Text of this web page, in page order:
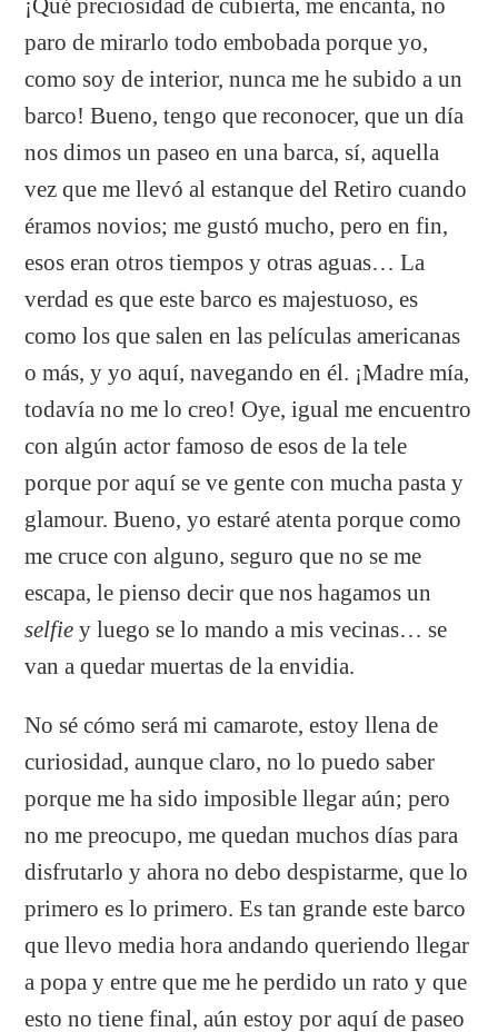
paro de mirarlo todo embobada porque yo,
como soy de interior, nunca me he subido a un
barco! Bueno, tengo que reconocer, que un día
nos dimos un paseo en una barca, sí, aquella
vez que me llevó al estanque del Retiro cuando
éramos novios; me gustó mucho, pero en fin,
esos eran otros tiempos y otras aguas… La
verdad es que este barco es majestuoso, es
como los que salen en las películas americanas
o más, y yo aquí, navegando en él. ¡Madre mía,
todavía no me lo creo! Oye, igual me encuentro
con algún actor famoso de esos de la tele
porque por aquí se ve gente con mucha pasta y
glamour. Bueno, yo estaré atenta porque como
me cruce con alguno, seguro que no se me
escapa, le pienso decir que nos hagamos un
selfie y luego se lo mando a mis vecinas… se
van a quedar muertas de la envidia.
No sé cómo será mi camarote, estoy llena de
curiosidad, aunque claro, no lo puedo saber
porque me ha sido imposible llegar aún; pero
no me preocupo, me quedan muchos días para
disfrutarlo y ahora no debo despistarme, que lo
primero es lo primero. Es tan grande este barco
que llevo media hora andando queriendo llegar
a popa y entre que me he perdido un rato y que
esto no tiene final, aún estoy por aquí de paseo